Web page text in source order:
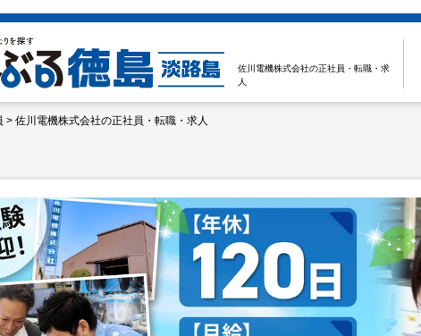
佐川電機株式会社の正社員・転職・求
人
> 佐川電機株式会社の正社員・転職・求人